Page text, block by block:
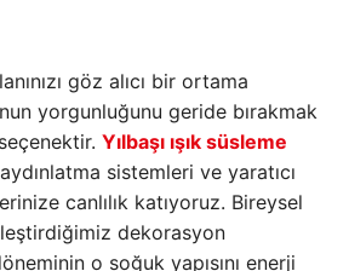
göz alıcı bir ortama
yorgunluğunu geride bırakmak
Yılbaşı ışık süsleme
sistemleri ve yaratıcı
canlılık katıyoruz. Bireysel
dekorasyon
o soğuk yapısını enerji